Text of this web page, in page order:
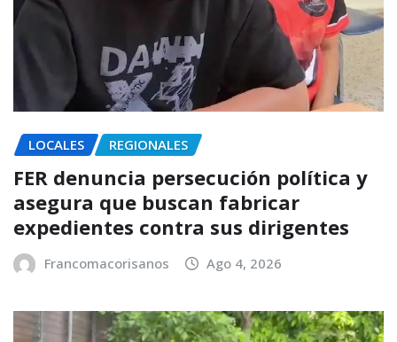
LOCALES REGIONALES
FER denuncia persecución política y
asegura que buscan fabricar
expedientes contra sus dirigentes
Francomacorisanos Ago 4, 2026